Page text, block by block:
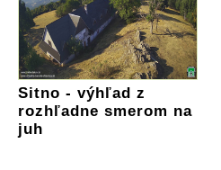
Sitno - výhľad z
rozhľadne smerom na
juh